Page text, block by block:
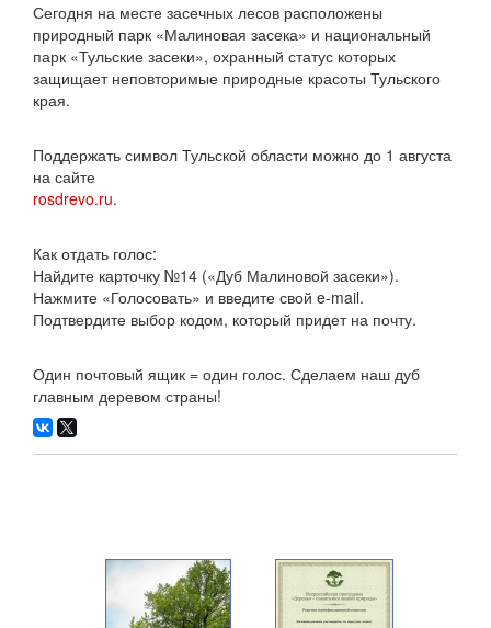
Сегодня на месте засечных лесов расположены
природный парк «Малиновая засека» и национальный
парк «Тульские засеки», охранный статус которых
защищает неповторимые природные красоты Тульского
края.
Поддержать символ Тульской области можно до 1 августа
на сайте
rosdrevo.ru.
Как отдать голос:
Найдите карточку №14 («Дуб Малиновой засеки»).
Нажмите «Голосовать» и введите свой e-mail.
Подтвердите выбор кодом, который придет на почту.
Один почтовый ящик = один голос. Сделаем наш дуб
главным деревом страны!